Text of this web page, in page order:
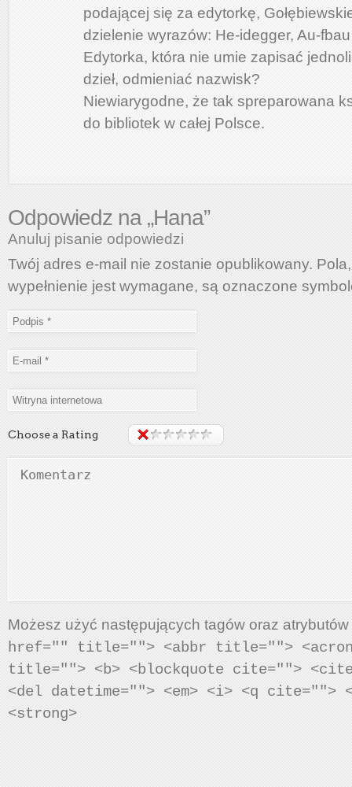
podającej się za edytorkę,
dzielenie wyrazów: He-idegger, Au-
Edytorka, która nie umie zapisać
dzieł, odmieniać nazwisk?
Niewiarygodne, że tak spreparowana
do bibliotek w całej Polsce.
Odpowiedz na „Hana”
Anuluj pisanie odpowiedzi
Twój adres e-mail nie zostanie opublikowany.
wypełnienie jest wymagane, są oznaczone
Choose a Rating
Możesz użyć następujących tagów oraz atrybutów
href="" title=""> <abbr title="">
title=""> <b> <blockquote cite="">
<del datetime=""> <em> <i> <q cite="">
<strong>